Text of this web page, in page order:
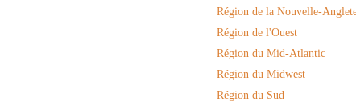
Région de la Nouvelle-
Région de l'Ouest
Région du Mid-Atlantic
Région du Midwest
Région du Sud